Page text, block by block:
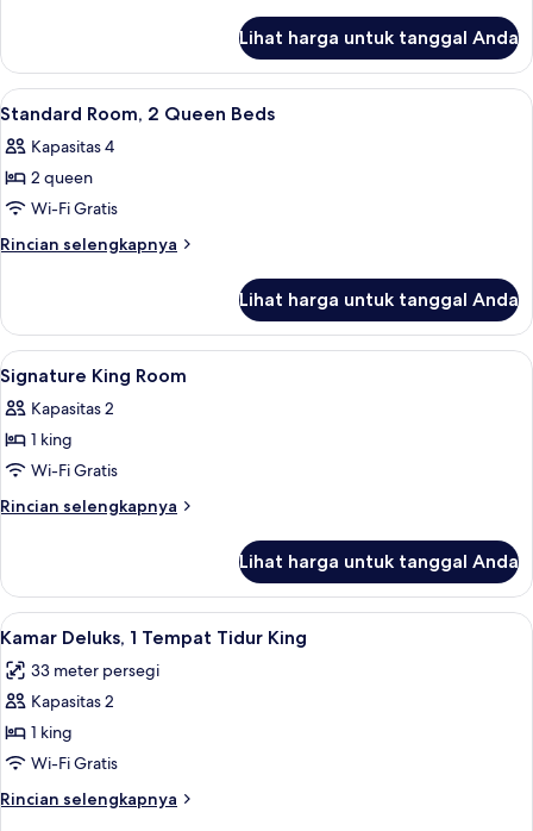
Standard
King
Room
Lihat harga untuk tanggal Anda
Lihat
semua
foto
untuk
Standard
Room,
Beds
Seprai premium, brankas, meja
4
Standard Room, 2 Queen Beds
Kapasitas 4
2 queen
Wi-Fi Gratis
Rincian selengkapnya
Rincian
Standard
Room,
2
Queen
Beds
Lihat harga untuk tanggal Anda
Lihat
semua
foto
untuk
Signature
King
Seprai premium, brankas, meja
6
Signature King Room
Kapasitas 2
1 king
Wi-Fi Gratis
Rincian selengkapnya
Rincian
Signature
King
Room
Lihat harga untuk tanggal Anda
Lihat
semua
foto
untuk
Kamar
Deluks,
1
Tempat
Kamar Deluks, 1 Tempat Tidur King
7
Kamar Deluks, 1 Tempat Tidur King
33 meter persegi
Kapasitas 2
1 king
Wi-Fi Gratis
Rincian selengkapnya
Rincian